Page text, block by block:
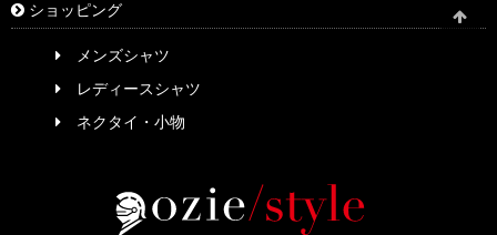
ショッピング
メンズシャツ
レディースシャツ
ネクタイ・小物